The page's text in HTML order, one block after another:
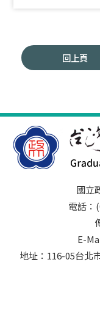
回上頁
國立
電話：
E-
地址：116-05台北